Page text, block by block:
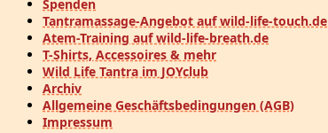
Spenden
Tantramassage-Angebot auf wild-life-touch.de
Atem-Training auf wild-life-breath.de
T-Shirts, Accessoires & mehr
Wild Life Tantra im JOYclub
Archiv
Allgemeine Geschäftsbedingungen (AGB)
Impressum